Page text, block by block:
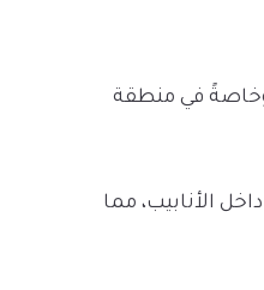
وخاصةً في منطقة
الأنابيب، مما